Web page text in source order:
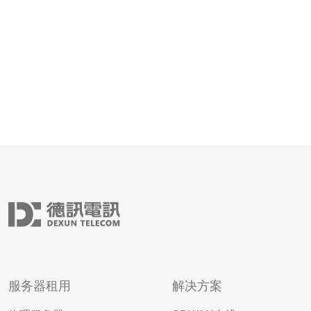
服务器租用 解决方案